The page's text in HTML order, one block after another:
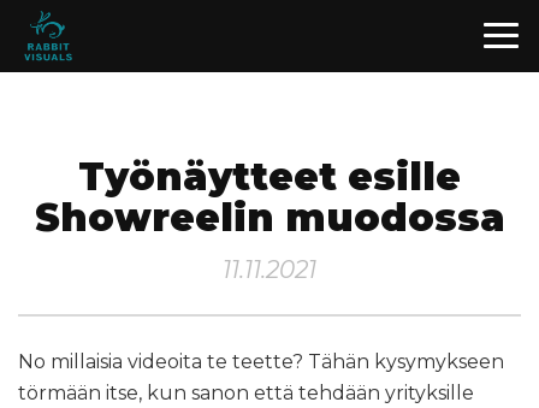
Työnäytteet esille
Showreelin muodossa
11.11.2021
No millaisia videoita te teette? Tähän kysymykseen
törmään itse, kun sanon että tehdään yrityksille